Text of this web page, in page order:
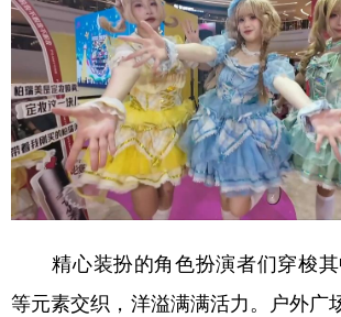
精心装扮的角色扮演者们穿梭其
等元素交织，洋溢满满活力。户外广